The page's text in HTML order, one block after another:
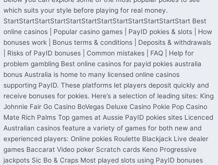
which suits your style before playing for real money.
StartStartStartStartStartStartStartStartStartStartStartStart Best
online casinos | Popular casino games | PayID pokies & slots | How
bonuses work | Bonus terms & conditions | Deposits & withdrawals
| Risks of PayID bonuses | Common mistakes | FAQ | Help for
problem gambling Best online casinos for payid pokies australia
bonus Australia is home to many licensed online casinos
supporting PayID. These platforms let players deposit quickly and
receive bonuses for pokies. Here’s a selection of leading sites: King
Johnnie Fair Go Casino BoVegas Deluxe Casino Pokie Pop Casino
Mate Rich Palms Top games at Aussie PayID pokies sites Licenced
Australian casinos feature a variety of games for both new and
experienced players: Online pokies Roulette Blackjack Live dealer
games Baccarat Video poker Scratch cards Keno Progressive
jackpots Sic Bo & Craps Most played slots using PayID bonuses